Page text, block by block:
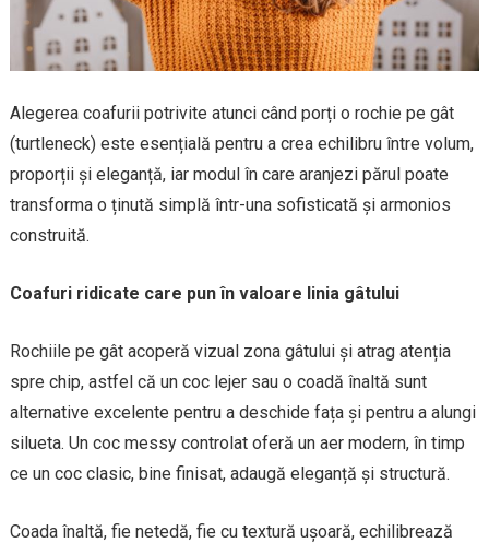
Alegerea coafurii potrivite atunci când porți o rochie pe gât
(turtleneck) este esențială pentru a crea echilibru între volum,
proporții și eleganță, iar modul în care aranjezi părul poate
transforma o ținută simplă într-una sofisticată și armonios
construită.
Coafuri ridicate care pun în valoare linia gâtului
Rochiile pe gât acoperă vizual zona gâtului și atrag atenția
spre chip, astfel că un coc lejer sau o coadă înaltă sunt
alternative excelente pentru a deschide fața și pentru a alungi
silueta. Un coc messy controlat oferă un aer modern, în timp
ce un coc clasic, bine finisat, adaugă eleganță și structură.
Coada înaltă, fie netedă, fie cu textură ușoară, echilibrează